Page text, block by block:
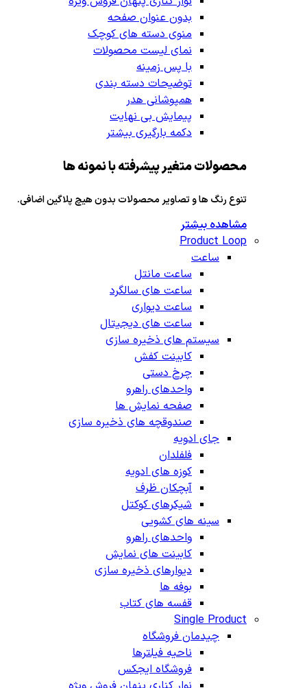
بدون عنوان صفحه
منوی دسته های کوچک
نمای لیست محصولات
با پس زمینه
توضیحات دسته بندی
همپوشانی هدر
پیمایش بی نهایت
دکمه بارگیری بیشتر
محصولات متغیر پیشرفته با نمونه ها
تنوع رنگ ها و تصاویر محصولات بدون هیچ پلاگین اضافی.
مشاهده بیشتر
Product Loop
ساعت
ساعت مانتل
ساعت های سالگرد
ساعت دیواری
ساعت های دیجیتال
سیستم های ذخیره سازی
کابینت کفش
چرخ دستی
واحدهای راهرو
صفحه نمایش ها
صندوقچه های ذخیره سازی
جای ادویه
فلفلدان
کوزه های ادویه
آبچکان ظرف
شیکرهای کوکتل
سینه های کشویی
واحدهای راهرو
کابینت های نمایش
دیوارهای ذخیره سازی
بوفه ها
قفسه های کتاب
Single Product
چیدمان فروشگاه
ناحیه فیلترها
فروشگاه ایجکس